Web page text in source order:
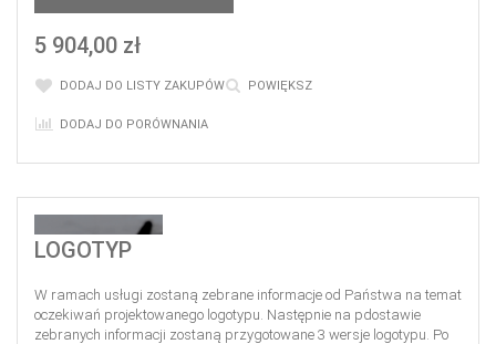
5 904,00 zł
DODAJ DO LISTY ZAKUPÓW POWIĘKSZ
DODAJ DO PORÓWNANIA
LOGOTYP
W ramach usługi zostaną zebrane informacje od Państwa na temat
oczekiwań projektowanego logotypu. Następnie na pdostawie
zebranych informacji zostaną przygotowane 3 wersje logotypu. Po